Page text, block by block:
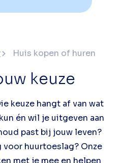
Huis kopen of huren
keuze
keuze hangt af van wat
én wil je uitgeven aan
past bij jouw leven?
voor huurtoeslag? Onze
met je mee en helpen